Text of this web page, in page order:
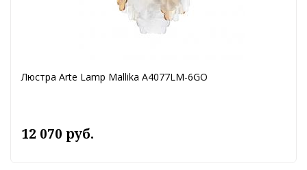
Люстра Arte Lamp Mallika A4077LM-6GO
12 070 руб.